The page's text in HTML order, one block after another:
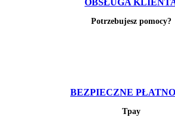
OBSŁUGA
Potrzebujesz pomocy?
BEZPIECZNE
Tpay